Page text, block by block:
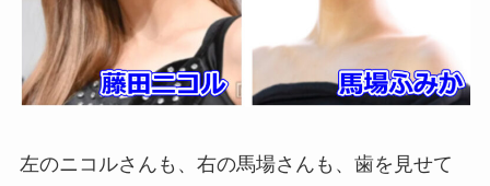
左のニコルさんも、右の馬場さんも、歯を見せて